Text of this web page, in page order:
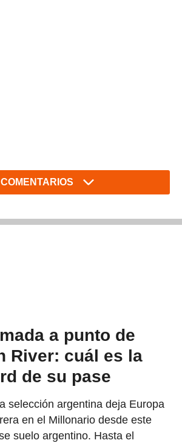
COMENTARIOS